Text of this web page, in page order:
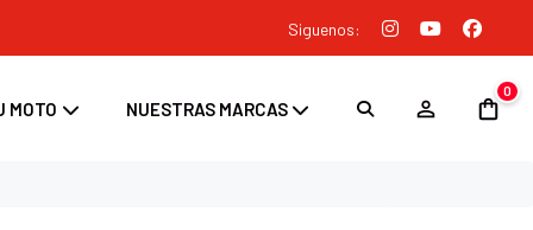
Siguenos:
MOTO NUESTRAS MARCAS
0